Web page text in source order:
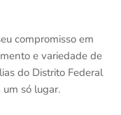
compromisso em
e variedade de
do Distrito Federal
só lugar.